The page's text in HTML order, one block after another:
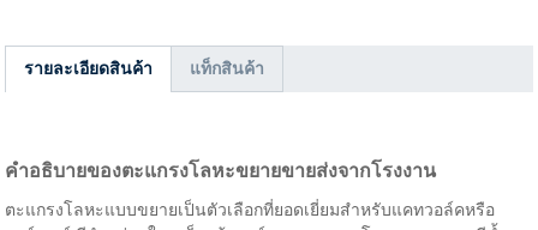
รายละเอียดสินค้า แท็กสินค้า
คำอธิบายของตะแกรงโลหะขยายขายส่งจากโรงงาน
ตะแกรงโลหะแบบขยายเป็นตัวเลือกที่ยอดเยี่ยมสำหรับแคทวอล์คหรือ